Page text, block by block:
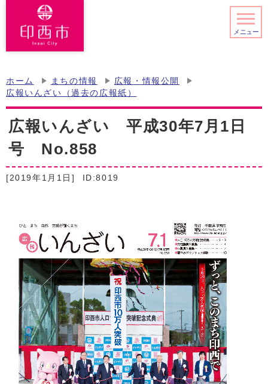
メニュー
ホーム まちの情報
広報・情報公開
広報いんざい（過去の広報紙）
広報いんざい 平成30年7月1日
号 No.858
[2019年1月1日] ID:8019